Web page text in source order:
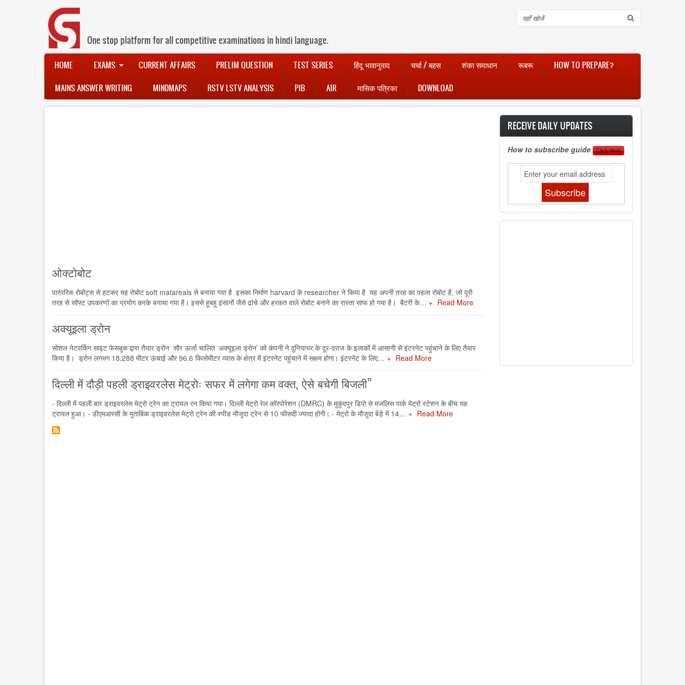
One stop platform for all competitive examinations in hindi language.
Search
Main
navigation
HOME EXAMS CURRENT AFFAIRS PRELIM QUESTION TEST SERIES हिंदू भावानुवाद चर्चा / बहस शंका समाधान रूबरू HOW TO PREPARE?
MAINS ANSWER WRITING MINDMAPS RSTV LSTV ANALYSIS PIB AIR मासिक पत्रिका DOWNLOAD
ओक्टोबोट
पारंपरिक रोबोट्स से हटकर यह रोबोट soft matareals से बनाया गया है इसका निर्माण harvard के researcher ने किया है यह अपनी तरह का पहला रोबोट है, जो पूरी
तरह से सॉफ्ट उपकरणों का प्रयोग करके बनाया गया है। इससे हूबहू इंसानों जैसे ढांचे और हरकत वाले रोबोट बनाने का रास्ता साफ हो गया है। बैटरी के…
Read More
अक्यूइला ड्रोन
सोशल नेटवर्किग साइट फेसबुक द्वारा तैयार ड्रोन सौर ऊर्जा चालित ‘अक्यूइला ड्रोन’ को कंपनी ने दुनियाभर के दूर-दराज के इलाकों में आसानी से इंटरनेट पहुंचाने के लिए तैयार
किया है। ड्रोन लगभग 18,288 मीटर ऊंचाई और 96.6 किलोमीटर व्यास के क्षेत्र में इंटरनेट पहुंचाने में सक्षम होगा। इंटरनेट के लिए…
Read More
दिल्ली में दौड़ी पहली ड्राइवरलेस मेट्रोः सफर में लगेगा कम वक्त, ऐसे बचेगी बिजली”
- दिल्ली में पहली बार ड्राइवरलेस मेट्रो ट्रेन का ट्रायल रन किया गया। दिल्ली मेट्रो रेल कॉरपोरेशन (DMRC) के मुकुंदपुर डिपो से मजलिस पार्क मेट्रो स्टेशन के बीच यह
ट्रायल हुआ। - डीएमआरसी के मुताबिक ड्राइवरलेस मेट्रो ट्रेन की स्पीड मौजूदा ट्रेन से 10 फीसदी ज्यादा होगी। - मेट्रो के मौजूदा बेड़े में 14…
Read More
RECEIVE DAILY UPDATES
How to subscribe guide